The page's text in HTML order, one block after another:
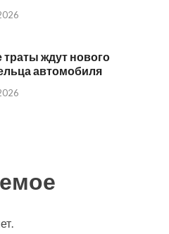
траты ждут нового
автомобиля